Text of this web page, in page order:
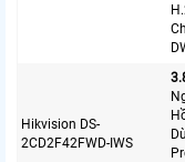
Hikvision DS-
2CD2F42FWD-IWS